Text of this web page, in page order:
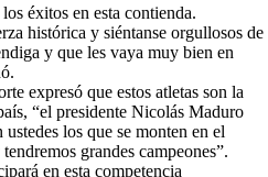
éxitos en esta contienda.
histórica y siéntanse orgullosos de
y que les vaya muy bien en
expresó que estos atletas son la
“el presidente Nicolás Maduro
los que se monten en el
grandes campeones”.
en esta competencia